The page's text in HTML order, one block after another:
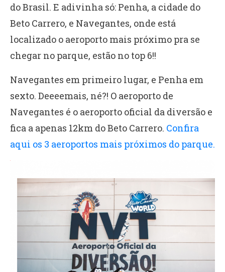
do Brasil. E adivinha só: Penha, a cidade do
Beto Carrero, e Navegantes, onde está
localizado o aeroporto mais próximo pra se
chegar no parque, estão no top 6!!
Navegantes em primeiro lugar, e Penha em
sexto. Deeeemais, né?! O aeroporto de
Navegantes é o aeroporto oficial da diversão e
fica a apenas 12km do Beto Carrero. Confira
aqui os 3 aeroportos mais próximos do parque.